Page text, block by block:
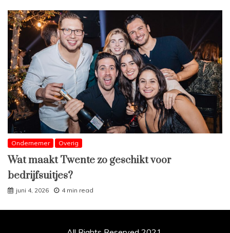
Ondernemer Overig
Wat maakt Twente zo geschikt voor
bedrijfsuitjes?
juni 4, 2026 4 min read